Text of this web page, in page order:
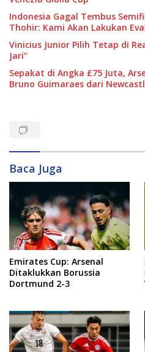
Indonesia Gagal Tembus
Thohir: Kami Akan Lakukan
Vinicius Junior Pilih Tetap di
Jari”
Sepakat di Angka £75 Juta,
Bruno Guimaraes dari
Baca Juga
Emirates Cup: Arsenal
Ditaklukkan Borussia
Dortmund 2-3